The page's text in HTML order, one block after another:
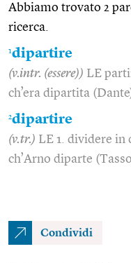
Abbiamo trovato 2
ricerca.
1dipartire
(v.intr. (essere)) LE
ch’era dipartita
2dipartire
(v.tr.) LE 1. dividere in
ch’Arno diparte
Condividi